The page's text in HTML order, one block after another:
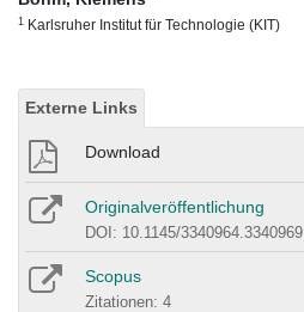
1 Karlsruher Institut für Technologie (KIT)
Externe Links
Download
Originalveröffentlichung
DOI: 10.1145/3340964.3340969
Scopus
Zitationen: 4